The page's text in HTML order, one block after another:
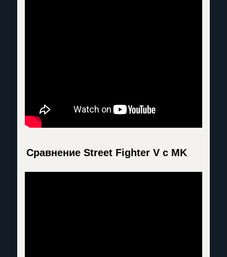
Сравнение Street Fighter V с MK